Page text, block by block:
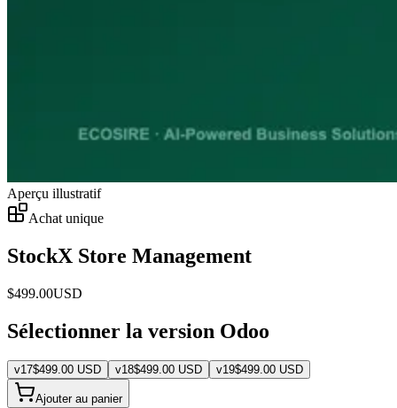
Aperçu illustratif
Achat unique
StockX Store Management
$499.00USD
Sélectionner la version Odoo
v17$499.00 USD v18$499.00 USD v19$499.00 USD
Ajouter au panier